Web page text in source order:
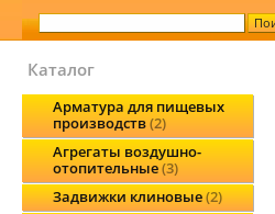
Каталог
Арматура для пищевых
производств 2
Агрегаты воздушно-
отопительные 3
Задвижки клиновые 2